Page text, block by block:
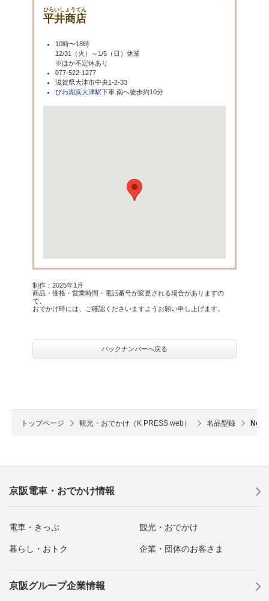
平井商店
ひらいしょうてん
10時〜18時
12/31（火）～1/5（日）休業
※ほか不定休あり
077-522-1277
滋賀県大津市中央1-2-33
びわ湖浜大津駅下車 南へ徒歩約10分
制作：2025年1月
商品・価格・営業時間・電話番号が変更される場合がありますの
で、
おでかけ時には、ご確認くださいますようお願い申し上げます。
バックナンバーへ戻る
トップページ 観光・おでかけ（K PRESS web） 名品型録
京阪電車・おでかけ情報
電車・きっぷ 観光・おでかけ
暮らし・おトク 企業・団体のお客さま
京阪グループ企業情報